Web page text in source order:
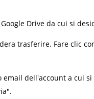
Drive da cui si
trasferire. Fare clic
dell'account a cui